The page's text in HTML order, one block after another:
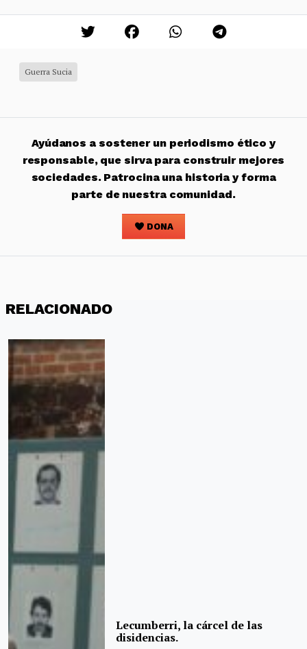
Guerra Sucia
Ayúdanos a sostener un periodismo ético y
responsable, que sirva para construir mejores
sociedades. Patrocina una historia y forma
parte de nuestra comunidad.
DONA
RELACIONADO
Lecumberri, la cárcel de las
disidencias.